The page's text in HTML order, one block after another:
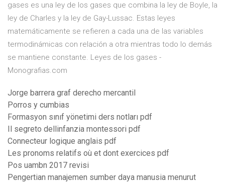
gases es una ley de los gases que combina la ley de Boyle, la
ley de Charles y la ley de Gay-Lussac. Estas leyes
matemáticamente se refieren a cada una de las variables
termodinámicas con relación a otra mientras todo lo demás
se mantiene constante. Leyes de los gases -
Monografias.com
Jorge barrera graf derecho mercantil
Porros y cumbias
Formasyon sınıf yönetimi ders notları pdf
Il segreto dellinfanzia montessori pdf
Connecteur logique anglais pdf
Les pronoms relatifs où et dont exercices pdf
Pos uambn 2017 revisi
Pengertian manajemen sumber daya manusia menurut